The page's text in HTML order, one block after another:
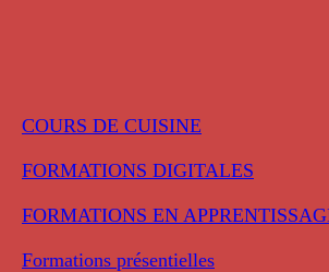
COURS DE CUISINE
FORMATIONS DIGITALES
FORMATIONS EN
Formations présentielles